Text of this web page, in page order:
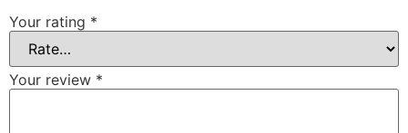
Your rating *
Your review *